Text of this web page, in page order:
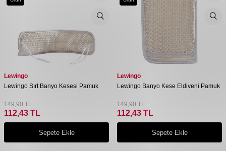
Lewingo
Lewingo Sırt Banyo Kesesi Pamuk
149,90 TL
112,43 TL
Sepete Ekle
Lewingo
Lewingo Banyo Kese Eldiveni Pamuk
149,90 TL
112,43 TL
Sepete Ekle